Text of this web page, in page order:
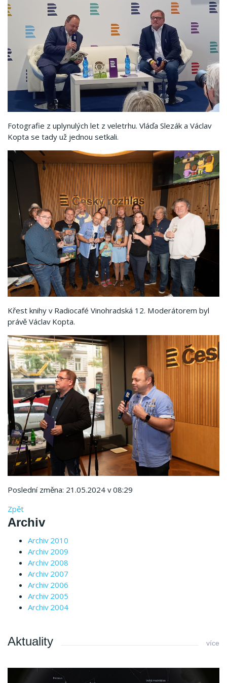
Fotografie z uplynulých let z veletrhu. Vláďa Slezák a Václav
Kopta se tady už jednou setkali.
Křest knihy v Radiocafé Vinohradská 12. Moderátorem byl
právě Václav Kopta.
Poslední změna: 21.05.2024 v 08:29
Zpět
Archiv
Archiv 2010
Archiv 2009
Archiv 2008
Archiv 2007
Archiv 2006
Archiv 2005
Archiv 2004
Aktuality více